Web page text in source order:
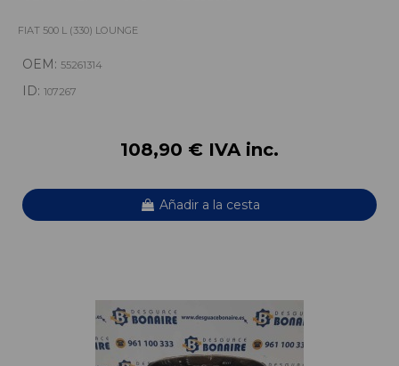
FIAT 500 L (330) LOUNGE
OEM: 55261314
ID: 107267
108,90 € IVA inc.
Añadir a la cesta